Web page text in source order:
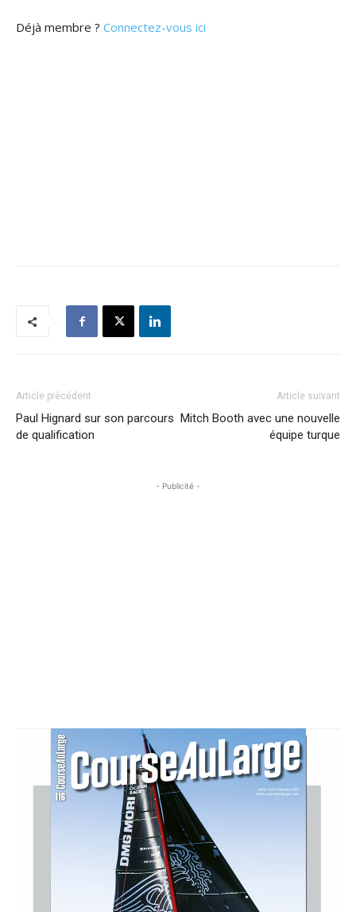
Déjà membre ? Connectez-vous ici
Article précédent
Paul Hignard sur son parcours
de qualification
Article suivant
Mitch Booth avec une nouvelle
équipe turque
- Publicité -